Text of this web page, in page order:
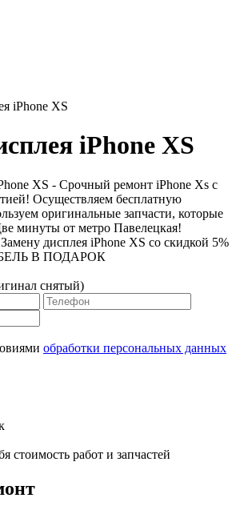
iPhone XS
iPhone XS
дисплея iPhone XS со скидкой 5%
В ПОДАРОК
снятый)
обработки персональных данных
стоимость работ и запчастей